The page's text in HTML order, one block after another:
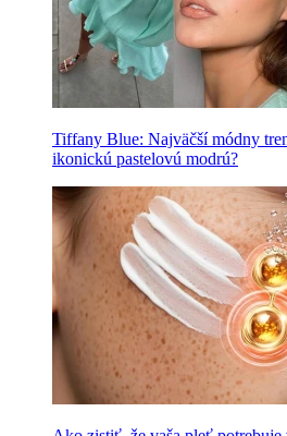
Tiffany Blue: Najväčší módny
ikonickú pastelovú modrú?